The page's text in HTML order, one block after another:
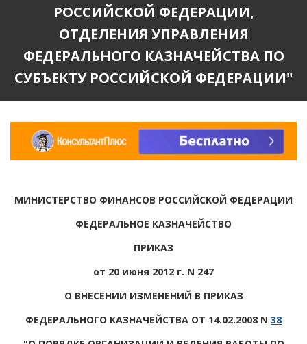
РОССИЙСКОЙ ФЕДЕРАЦИИ,
ОТДЕЛЕНИЯ УПРАВЛЕНИЯ
ФЕДЕРАЛЬНОГО КАЗНАЧЕЙСТВА ПО
СУБЪЕКТУ РОССИЙСКОЙ ФЕДЕРАЦИИ"
МИНИСТЕРСТВО ФИНАНСОВ РОССИЙСКОЙ ФЕДЕРАЦИИ
ФЕДЕРАЛЬНОЕ КАЗНАЧЕЙСТВО
ПРИКАЗ
от 20 июня 2012 г. N 247
О ВНЕСЕНИИ ИЗМЕНЕНИЙ В ПРИКАЗ
ФЕДЕРАЛЬНОГО КАЗНАЧЕЙСТВА ОТ 14.02.2008 N 38